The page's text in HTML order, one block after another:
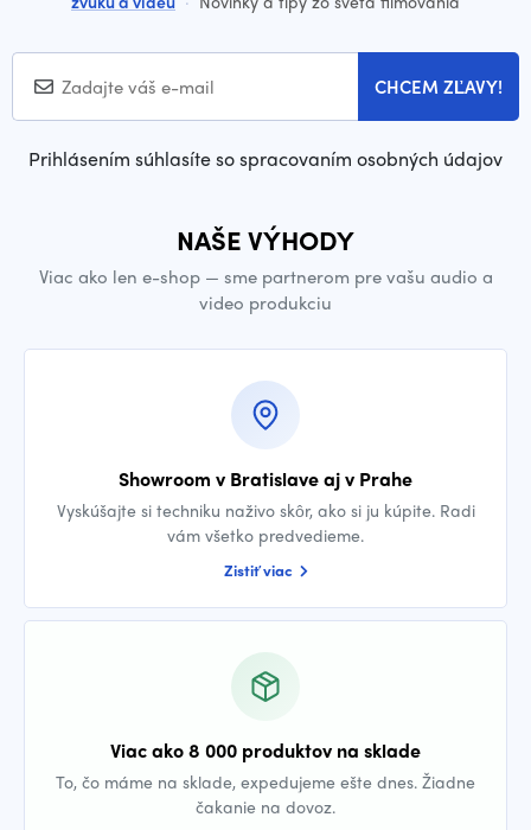
CHCEM ZĽAVY!
Prihlásením súhlasíte so spracovaním osobných údajov
NAŠE VÝHODY
Viac ako len e-shop — sme partnerom pre vašu audio a
video produkciu
Showroom v Bratislave aj v Prahe
Vyskúšajte si techniku naživo skôr, ako si ju kúpite. Radi
vám všetko predvedieme.
Zistiť viac
Viac ako 8 000 produktov na sklade
To, čo máme na sklade, expedujeme ešte dnes. Žiadne
čakanie na dovoz.